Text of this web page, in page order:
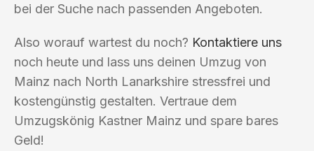
bei der Suche nach passenden Angeboten.
Also worauf wartest du noch? Kontaktiere uns
noch heute und lass uns deinen Umzug von
Mainz nach North Lanarkshire stressfrei und
kostengünstig gestalten. Vertraue dem
Umzugskönig Kastner Mainz und spare bares
Geld!